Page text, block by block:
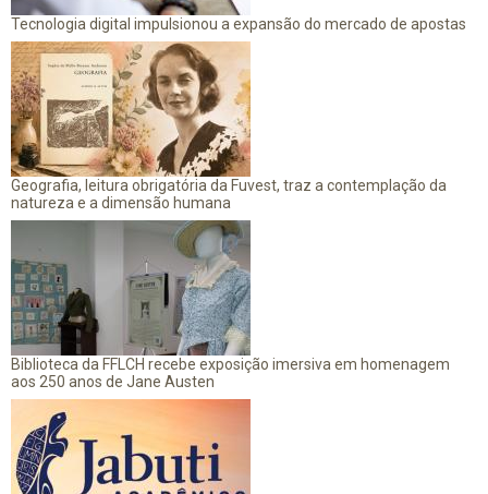
Tecnologia digital impulsionou a expansão do mercado de apostas
Geografia, leitura obrigatória da Fuvest, traz a contemplação da
natureza e a dimensão humana
Biblioteca da FFLCH recebe exposição imersiva em homenagem
aos 250 anos de Jane Austen